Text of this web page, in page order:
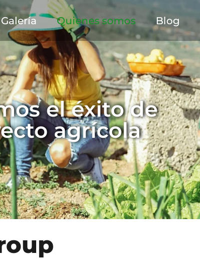
Galería Quienes somos Blog
el éxito de
agrícola